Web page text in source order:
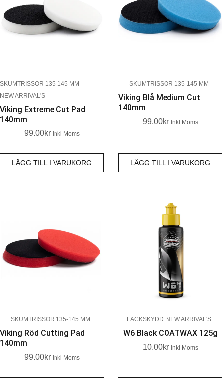
SKUMTRISSOR 135-145 MM
NEW ARRIVAL'S
Viking Extreme Cut Pad
140mm
99.00Kr Inkl Moms
LÄGG TILL I VARUKORG
SKUMTRISSOR 135-145 MM
Viking Blå Medium Cut
140mm
99.00Kr Inkl Moms
LÄGG TILL I VARUKORG
SKUMTRISSOR 135-145 MM
Viking Röd Cutting Pad
140mm
99.00Kr Inkl Moms
LACKSKYDD NEW ARRIVAL'S
W6 Black COATWAX 125g
10.00Kr Inkl Moms